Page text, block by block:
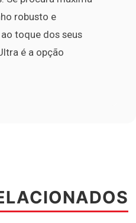
robusto e
toque dos seus
é a opção